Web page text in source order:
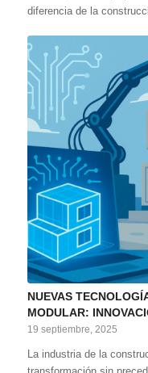
diferencia de la
NUEVAS
MODULAR:
19 septiembre, 2025
La industria de la